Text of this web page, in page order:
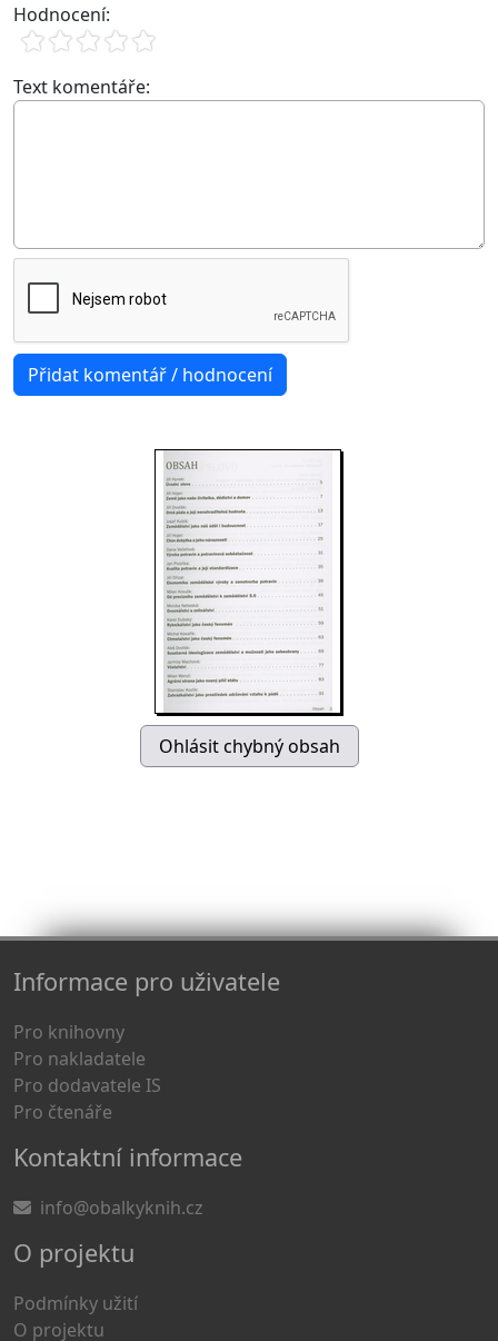
Hodnocení:
Text komentáře:
Informace pro uživatele
Pro knihovny
Pro nakladatele
Pro dodavatele IS
Pro čtenáře
Kontaktní informace
info@obalkyknih.cz
O projektu
Podmínky užití
O projektu